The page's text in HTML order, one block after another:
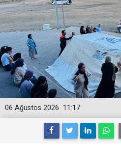
11:17
06 Ağustos 2026